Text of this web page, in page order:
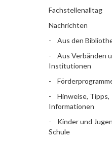
Fachstellenalltag
Nachrichten
Aus den
Aus Verbänden
Institutionen
Hinweise, Tipps,
Informationen
Kinder und
Schule